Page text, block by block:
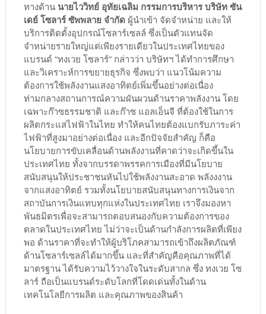
ทางด้านนายไววิทย์ อุทัยเฉลิม กรรมการบริหาร บริษัท ซัน
เดย์ โซลาร์ ซัพพลาย จำกัดผู้นำเข้า จัดจำหน่าย และให้
บริการติดตั้งอุปกรณ์โซลาร์เซลล์ ซึ่งเป็นตัวแทนจัด
จำหน่ายรายใหญ่แต่เพียงรายเดียวในประเทศไทยของ
แบรนด์ “ทงเวย โซลาร์” กล่าวว่า บริษัทฯ ได้ทำการศึกษา
และวิเคราะห์การขยายธุรกิจ ซึ่งพบว่า แนวโน้มความ
ต้องการใช้พลังงานแสงอาทิตย์เพิ่มขึ้นอย่างต่อเนื่อง
ท่ามกลางสถานการณ์ความผันผวนด้านราคาพลังงาน โดย
เฉพาะก๊าซธรรมชาติ และก๊าซ แอลเอ็นจี ที่ต้องใช้ในการ
ผลิตกระแสไฟฟ้าในไทย ทำให้คนไทยต้องแบกรับภาระค่า
ไฟฟ้าที่สูงมาอย่างต่อเนื่อง และอีกปัจจัยสำคัญ ก็คือ
นโยบายการขับเคลื่อนด้านพลังงานที่คาดว่าจะเกิดขึ้นใน
ประเทศไทย ทั้งจากบรรดาพรรคการเมืองที่มีนโยบาย
สนับสนุนให้ประชาชนหันไปใช้พลังงานสะอาด พลังงงาน
จากแสงอาทิตย์ รวมทั้งนโยบายสนับสนุนทางการเงินจาก
สถาบันการเงินแทบทุกแห่งในประเทศไทย เราจึงมองหา
พันธมิตรเพื่อจะสามารถตอบสนองกับความต้องการของ
ตลาดในประเทศไทย ไม่ว่าจะเป็นด้านกำลังการผลิตที่เพียง
พอ ด้านราคาที่จะทำให้ผู้บริโภคสามารถเข้าถึงผลิตภัณฑ์
ด้านโซลาร์เซลล์ได้มากขึ้น และที่สำคัญคือคุณภาพที่ได้
มาตรฐาน ได้รับความไว้วางใจในระดับสากล ซึ่ง ทงเวย โซ
ลาร์ ถือเป็นแบรนด์ระดับโลกที่โดดเด่นทั้งในด้าน
เทคโนโลยีการผลิต และคุณภาพของสินค้า